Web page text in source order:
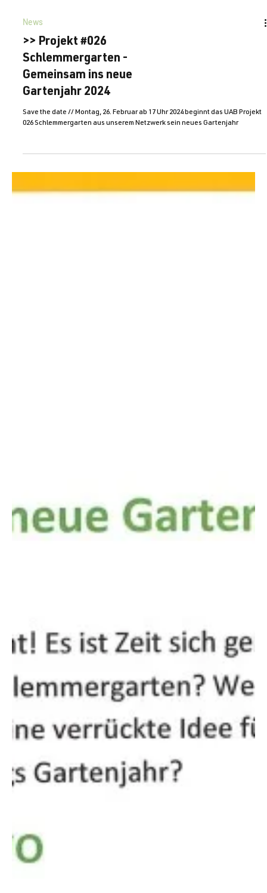
News
>> Projekt #026
Schlemmergarten -
Gemeinsam ins neue
Gartenjahr 2024